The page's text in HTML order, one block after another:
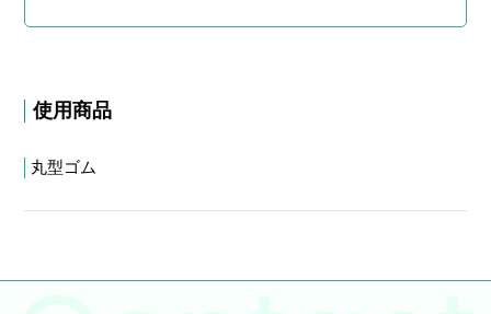
使用商品
丸型ゴム